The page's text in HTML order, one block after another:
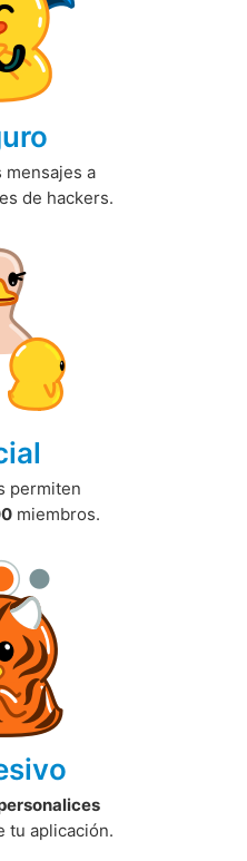
mensajes a
de hackers.
permiten
miembros.
tu aplicación.